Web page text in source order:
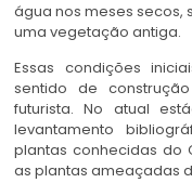
água nos meses secos,
uma vegetação antiga.
Essas condições
sentido de
futurista. No atual
levantamento
plantas conhecidas do
as plantas ameaçadas